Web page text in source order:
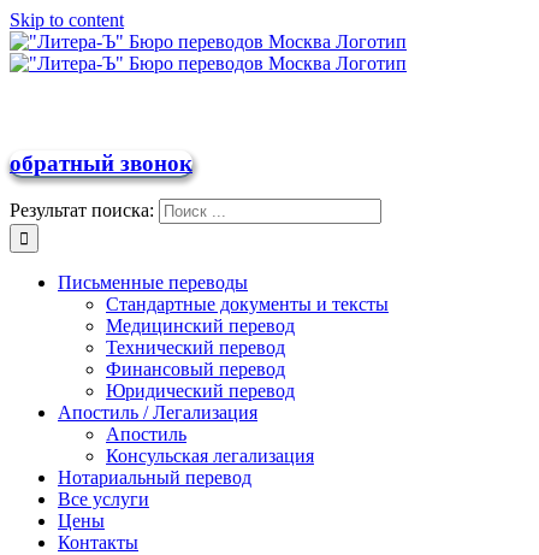
Skip to content
обратный звонок
Результат поиска:
Письменные переводы
Стандартные документы и тексты
Медицинский перевод
Технический перевод
Финансовый перевод
Юридический перевод
Апостиль / Легализация
Апостиль
Консульская легализация
Нотариальный перевод
Все услуги
Цены
Контакты